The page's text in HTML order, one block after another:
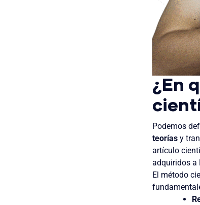
¿En
Podemos
teorías y
artículo
adquiridos a
El método